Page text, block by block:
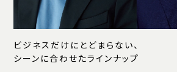
ビジネスだけにとどまらない、
シーンに合わせたラインナップ